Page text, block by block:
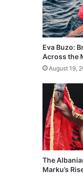
Eva Buzo:
Across the
August 19,
The
Marku’s